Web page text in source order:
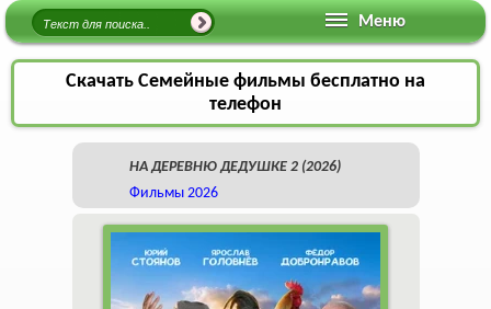
Меню
Скачать Семейные фильмы бесплатно на
телефон
НА ДЕРЕВНЮ ДЕДУШКЕ 2 (2026)
Фильмы 2026